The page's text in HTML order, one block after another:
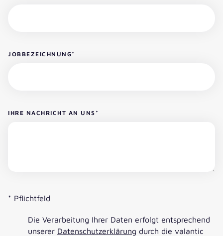
JOBBEZEICHNUNG*
IHRE NACHRICHT AN UNS *
* Pflichtfeld
Die Verarbeitung Ihrer Daten erfolgt entsprechend
unserer Datenschutzerklärung durch die valantic